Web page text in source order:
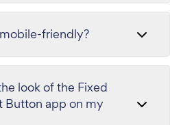
friendly?
look of the Fixed
Button app on my